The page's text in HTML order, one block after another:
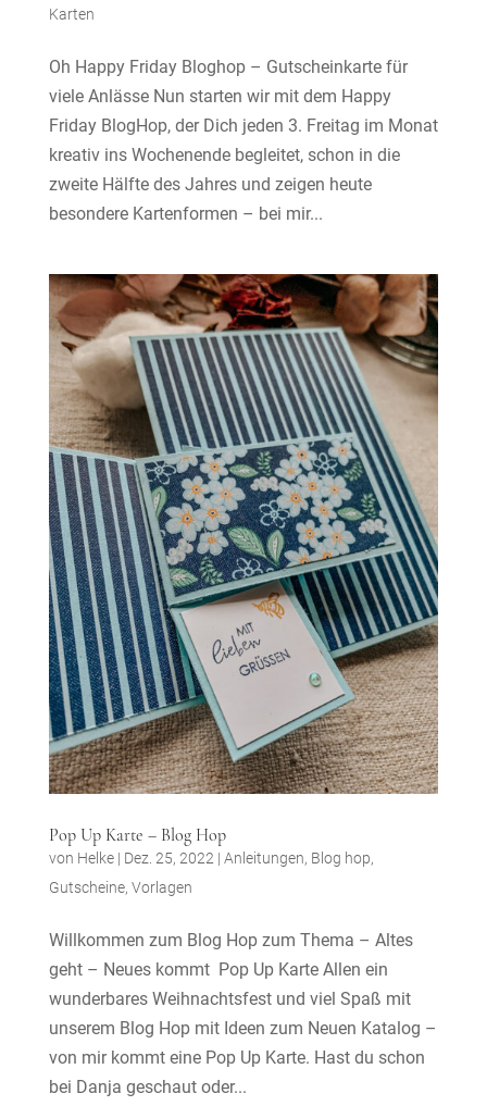
Karten
Oh Happy Friday Bloghop – Gutscheinkarte für
viele Anlässe Nun starten wir mit dem Happy
Friday BlogHop, der Dich jeden 3. Freitag im Monat
kreativ ins Wochenende begleitet, schon in die
zweite Hälfte des Jahres und zeigen heute
besondere Kartenformen – bei mir...
Pop Up Karte – Blog Hop
von Helke| Dez. 25, 2022 | Anleitungen, Blog hop,
Gutscheine, Vorlagen
Willkommen zum Blog Hop zum Thema – Altes
geht – Neues kommt Pop Up Karte Allen ein
wunderbares Weihnachtsfest und viel Spaß mit
unserem Blog Hop mit Ideen zum Neuen Katalog –
von mir kommt eine Pop Up Karte. Hast du schon
bei Danja geschaut oder...